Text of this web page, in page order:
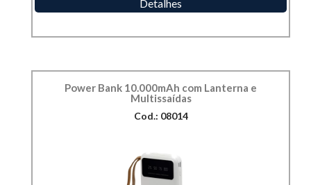
Detalhes
Power Bank 10.000mAh com Lanterna e
Multissaídas
Cod.: 08014